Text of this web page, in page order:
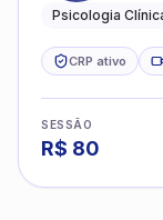
Psicologia
CRP ativo
SESSÃO
R$ 80